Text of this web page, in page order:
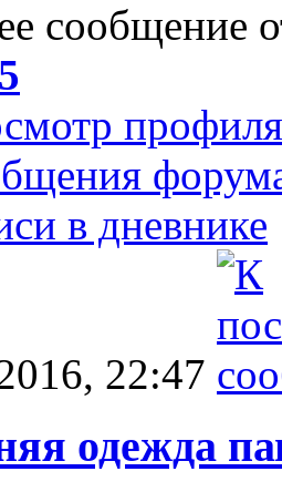
сообщение
профиля
в дневнике
22:47
одежда